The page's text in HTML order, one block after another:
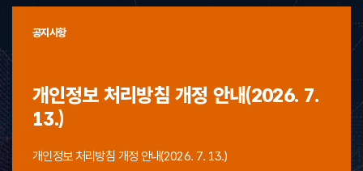
공지사항
개인정보 처리방침 개정 안내(2026. 7.
13.)
개인정보 처리방침 개정 안내(2026. 7. 13.)